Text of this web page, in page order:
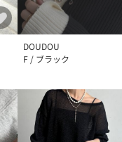
DOUDOU
F / ブラック